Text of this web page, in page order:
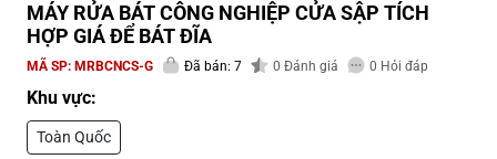
MÁY RỬA BÁT CÔNG NGHIỆP CỬA SẬP TÍCH
HỢP GIÁ ĐỂ BÁT ĐĨA
MÃ SP: MRBCNCS-G Đã bán: 7 0 Đánh giá 0 Hỏi đáp
Khu vực:
Toàn Quốc